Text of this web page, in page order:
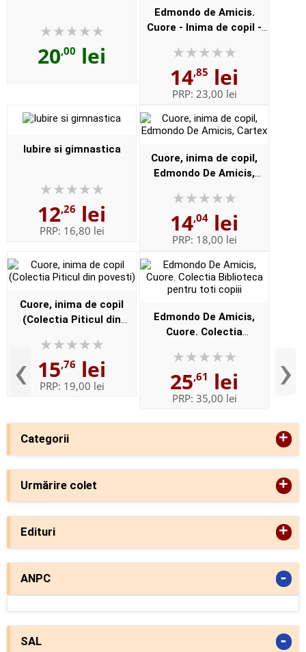
Categorii +
Urmărire colet +
Edituri +
ANPC -
SAL -
‹
20,00 lei
Edmondo de Amicis.
Cuore - Inima de copil -
14,85 lei
PRP: 23,00 lei
Iubire si gimnastica
12,26 lei
PRP: 16,80 lei
Cuore, inima de copil,
Edmondo De Amicis,
14,04 lei
PRP: 18,00 lei
Cuore, inima de copil
(Colectia Piticul din
15,76 lei
PRP: 19,00 lei
Edmondo De Amicis,
Cuore. Colectia
copiii
25,61 lei
PRP: 35,00 lei ›